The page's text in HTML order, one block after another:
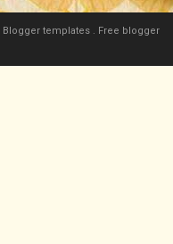
Blogger templates . Free blogger